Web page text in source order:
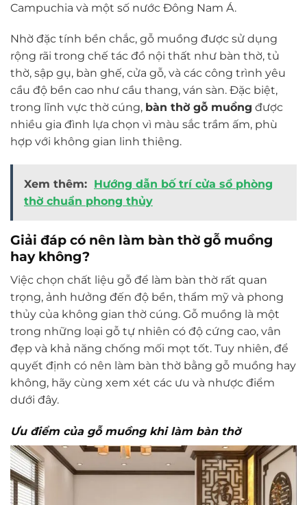
Campuchia và một số nước Đông Nam Á.
Nhờ đặc tính bền chắc, gỗ muồng được sử dụng
rộng rãi trong chế tác đồ nội thất như bàn thờ, tủ
thờ, sập gụ, bàn ghế, cửa gỗ, và các công trình yêu
cầu độ bền cao như cầu thang, ván sàn. Đặc biệt,
trong lĩnh vực thờ cúng, bàn thờ gỗ muồng được
nhiều gia đình lựa chọn vì màu sắc trầm ấm, phù
hợp với không gian linh thiêng.
Xem thêm: Hướng dẫn bố trí cửa sổ phòng
thờ chuẩn phong thủy
Giải đáp có nên làm bàn thờ gỗ muồng
hay không?
Việc chọn chất liệu gỗ để làm bàn thờ rất quan
trọng, ảnh hưởng đến độ bền, thẩm mỹ và phong
thủy của không gian thờ cúng. Gỗ muồng là một
trong những loại gỗ tự nhiên có độ cứng cao, vân
đẹp và khả năng chống mối mọt tốt. Tuy nhiên, để
quyết định có nên làm bàn thờ bằng gỗ muồng hay
không, hãy cùng xem xét các ưu và nhược điểm
dưới đây.
Ưu điểm của gỗ muồng khi làm bàn thờ